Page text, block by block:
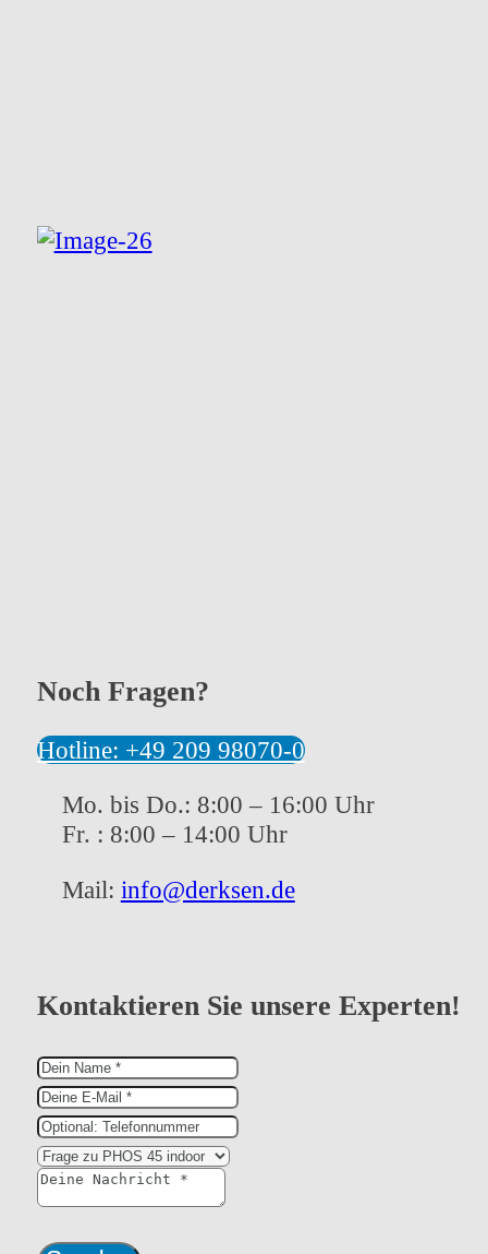
Noch Fragen?
Hotline: +49 209 98070-0
Mo. bis Do.: 8:00 – 16:00 Uhr
Fr. : 8:00 – 14:00 Uhr
Mail: info@derksen.de
Kontaktieren Sie unsere Experten!